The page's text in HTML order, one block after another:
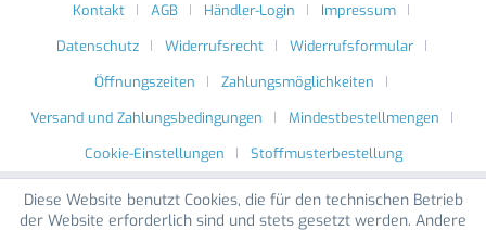
Kontakt AGB Händler-Login
Impressum
Datenschutz
Widerrufsrecht
Widerrufsformular
Öffnungszeiten
Zahlungsmöglichkeiten
Versand und Zahlungsbedingungen
Mindestbestellmengen
Cookie-Einstellungen
Stoffmusterbestellung
Diese Website benutzt Cookies, die für den technischen Betrieb
der Website erforderlich sind und stets gesetzt werden. Andere